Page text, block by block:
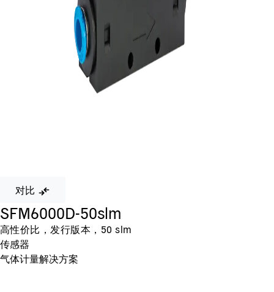
对比
SFM6000D-50slm
高性价比，发行版本，50 slm
传感器
气体计量解决方案